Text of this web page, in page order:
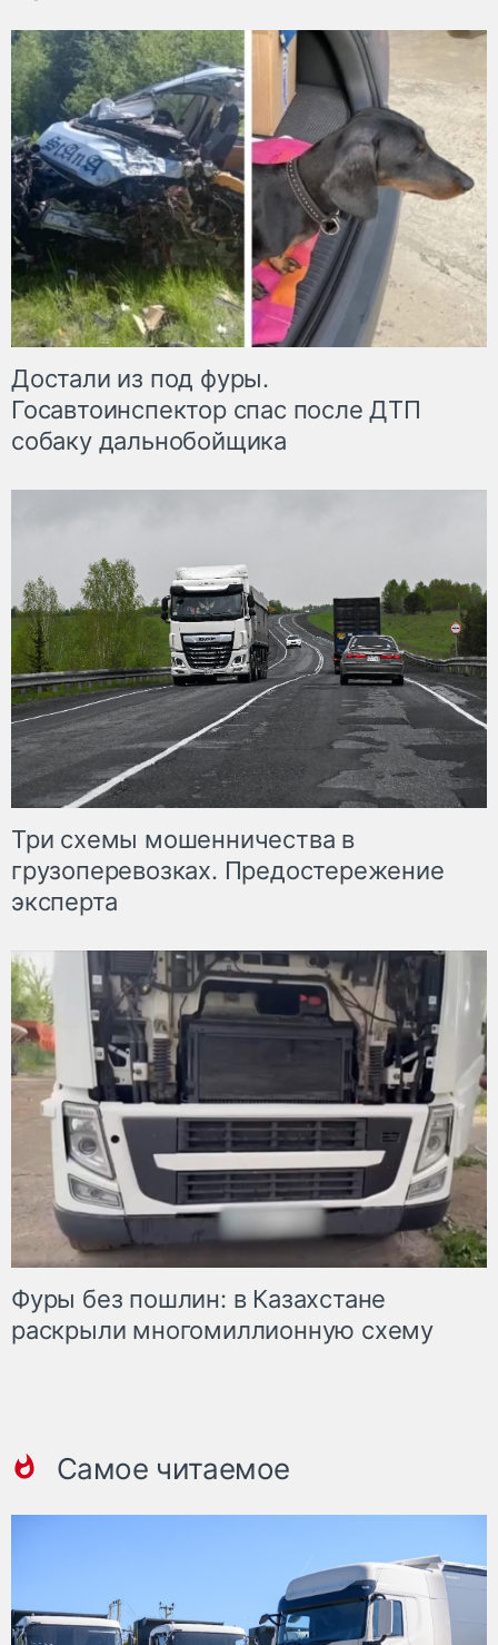
Достали из под фуры.
Госавтоинспектор спас после ДТП
собаку дальнобойщика
Три схемы мошенничества в
грузоперевозках. Предостережение
эксперта
Фуры без пошлин: в Казахстане
раскрыли многомиллионную схему
Самое читаемое